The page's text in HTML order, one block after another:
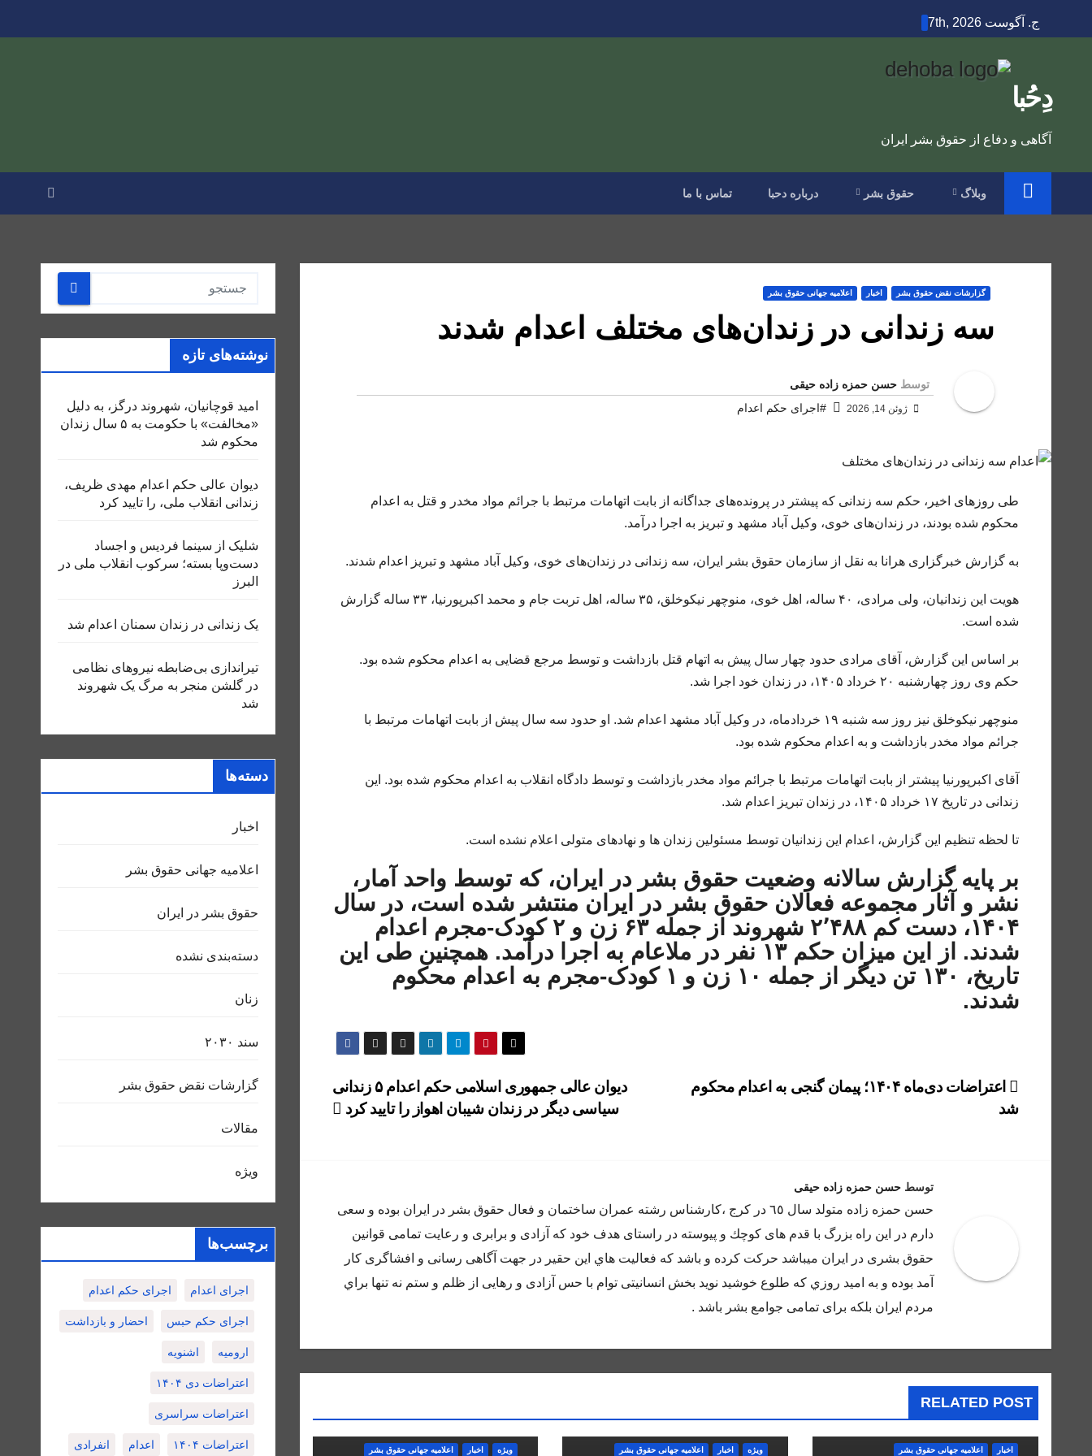
to
ج. آگوست 7th, 2026
دِحُبا
آگاهی و دفاع از حقوق بشر ایران
وبلاگ حقوق بشر درباره دحبا تماس با ما
گزارشات نقض حقوق بشر اخبار اعلاميه جهانی حقوق بشر
سه زندانی در زندان‌های مختلف اعدام شدند
توسط حسن حمزه زاده حیقی
ژوئن 14, 2026 #اجرای حکم اعدام
طی روزهای اخیر، حکم سه زندانی که پیشتر در پرونده‌های جداگانه از بابت اتهامات مرتبط با جرائم مواد مخدر و قتل به اعدام
محکوم شده بودند، در زندان‌های خوی، وکیل آباد مشهد و تبریز به اجرا درآمد.
به گزارش خبرگزاری هرانا به نقل از سازمان حقوق بشر ایران، سه زندانی در زندان‌های خوی، وکیل آباد مشهد و تبریز اعدام شدند.
هویت این زندانیان، ولی مرادی، ۴۰ ساله، اهل خوی، منوچهر نیکوخلق، ۳۵ ساله، اهل تربت جام و محمد اکبرپورنیا، ۳۳ ساله گزارش
شده است.
بر اساس این گزارش، آقای مرادی حدود چهار سال پیش به اتهام قتل بازداشت و توسط مرجع قضایی به اعدام محکوم شده بود.
حکم وی روز چهارشنبه ۲۰ خرداد ۱۴۰۵، در زندان خود اجرا شد.
منوچهر نیکوخلق نیز روز سه شنبه ۱۹ خردادماه، در وکیل آباد مشهد اعدام شد. او حدود سه سال پیش از بابت اتهامات مرتبط با
جرائم مواد مخدر بازداشت و به اعدام محکوم شده بود.
آقای اکبرپورنیا پیشتر از بابت اتهامات مرتبط با جرائم مواد مخدر بازداشت و توسط دادگاه انقلاب به اعدام محکوم شده بود. این
زندانی در تاریخ ۱۷ خرداد ۱۴۰۵، در زندان تبریز اعدام شد.
تا لحظه تنظیم این گزارش، اعدام این زندانیان توسط مسئولین زندان ها و نهادهای متولی اعلام نشده است.
بر پایه گزارش سالانه وضعیت حقوق بشر در ایران، که توسط واحد آمار،
نشر و آثار مجموعه فعالان حقوق بشر در ایران منتشر شده است، در سال
۱۴۰۴، دست کم ۲٬۴۸۸ شهروند از جمله ۶۳ زن و ۲ کودک-مجرم اعدام
شدند. از این میزان حکم ۱۳ نفر در ملاعام به اجرا درآمد. همچنین طی این
تاریخ، ۱۳۰ تن دیگر از جمله ۱۰ زن و ۱ کودک-مجرم به اعدام محکوم
شدند.
راهبری
نوشته
دیوان عالی جمهوری اسلامی حکم اعدام ۵ زندانی
سیاسی دیگر در زندان شیبان اهواز را تایید کرد
اعتراضات دی‌ماه ۱۴۰۴؛ پیمان گنجی به اعدام محکوم
شد
توسط حسن حمزه زاده حیقی
حسن حمزه زاده متولد سال ٦٥ در كرج ،كارشناس رشته عمران ساختمان و فعال حقوق بشر در ايران بوده و سعى
دارم در اين راه بزرگ با قدم هاى كوچك و پيوسته در راستاى هدف خود كه آزادى و برابرى و رعايت تمامى قوانين
حقوق بشرى در ايران ميباشد حركت كرده و باشد كه فعاليت هاي اين حقير در جهت آگاهى رسانى و افشاگرى كار
آمد بوده و به اميد روزي كه طلوع خوشيد نويد بخش انسانيتى توام با حس آزادى و رهايى از ظلم و ستم نه تنها براي
مردم ايران بلكه براى تمامى جوامع بشر باشد .
RELATED POST
اخبار اعلاميه جهانی حقوق بشر ویژه اخبار اعلاميه جهانی حقوق بشر ویژه اخبار اعلاميه جهانی حقوق بشر
نوشته‌های تازه
امید قوچانیان، شهروند درگز، به دلیل
«مخالفت» با حکومت به ۵ سال زندان
محکوم شد
دیوان عالی حکم اعدام مهدی ظریف،
زندانی انقلاب ملی، را تایید کرد
شلیک از سینما فردیس و اجساد
دست‌وپا بسته؛ سرکوب انقلاب ملی در
البرز
یک زندانی در زندان سمنان اعدام شد
تیراندازی بی‌ضابطه نیروهای نظامی
در گلشن منجر به مرگ یک شهروند
شد
دسته‌ها
اخبار
اعلاميه جهانی حقوق بشر
حقوق بشر در ایران
دسته‌بندی نشده
زنان
سند ٢٠٣٠
گزارشات نقض حقوق بشر
مقالات
ویژه
برچسب‌ها
اجرای اعدام اجرای حکم اعدام
اجرای حکم حبس احضار و بازداشت
ارومیه اشنویه
اعتراضات دی ۱۴۰۴
اعتراضات سراسری
اعتراضات ۱۴۰۴ اعدام انفرادی